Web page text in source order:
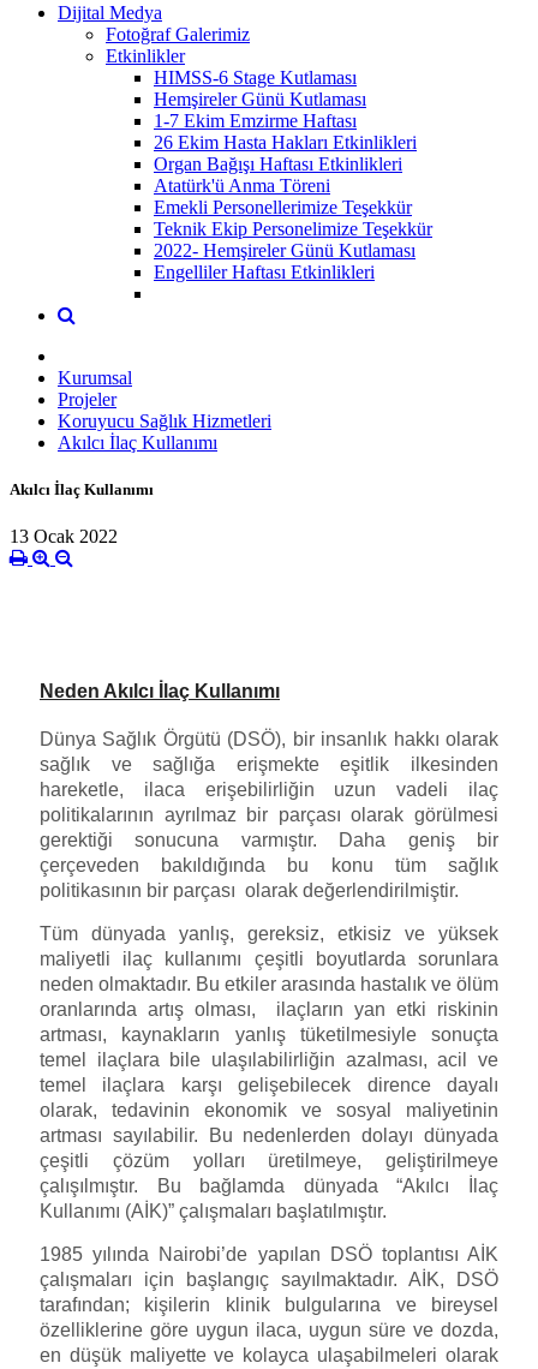
Dijital Medya
Fotoğraf Galerimiz
Etkinlikler
HIMSS-6 Stage Kutlaması
Hemşireler Günü Kutlaması
1-7 Ekim Emzirme Haftası
26 Ekim Hasta Hakları Etkinlikleri
Organ Bağışı Haftası Etkinlikleri
Atatürk'ü Anma Töreni
Emekli Personellerimize Teşekkür
Teknik Ekip Personelimize Teşekkür
2022- Hemşireler Günü Kutlaması
Engelliler Haftası Etkinlikleri
Kurumsal
Projeler
Koruyucu Sağlık Hizmetleri
Akılcı İlaç Kullanımı
Akılcı İlaç Kullanımı
13 Ocak 2022
Neden Akılcı İlaç Kullanımı
Dünya Sağlık Örgütü (DSÖ), bir insanlık hakkı olarak
sağlık ve sağlığa erişmekte eşitlik ilkesinden
hareketle, ilaca erişebilirliğin uzun vadeli ilaç
politikalarının ayrılmaz bir parçası olarak görülmesi
gerektiği sonucuna varmıştır. Daha geniş bir
çerçeveden bakıldığında bu konu tüm sağlık
politikasının bir parçası olarak değerlendirilmiştir.
Tüm dünyada yanlış, gereksiz, etkisiz ve yüksek
maliyetli ilaç kullanımı çeşitli boyutlarda sorunlara
neden olmaktadır. Bu etkiler arasında hastalık ve ölüm
oranlarında artış olması, ilaçların yan etki riskinin
artması, kaynakların yanlış tüketilmesiyle sonuçta
temel ilaçlara bile ulaşılabilirliğin azalması, acil ve
temel ilaçlara karşı gelişebilecek dirence dayalı
olarak, tedavinin ekonomik ve sosyal maliyetinin
artması sayılabilir. Bu nedenlerden dolayı dünyada
çeşitli çözüm yolları üretilmeye, geliştirilmeye
çalışılmıştır. Bu bağlamda dünyada “Akılcı İlaç
Kullanımı (AİK)” çalışmaları başlatılmıştır.
1985 yılında Nairobi’de yapılan DSÖ toplantısı AİK
çalışmaları için başlangıç sayılmaktadır. AİK, DSÖ
tarafından; kişilerin klinik bulgularına ve bireysel
özelliklerine göre uygun ilaca, uygun süre ve dozda,
en düşük maliyette ve kolayca ulaşabilmeleri olarak